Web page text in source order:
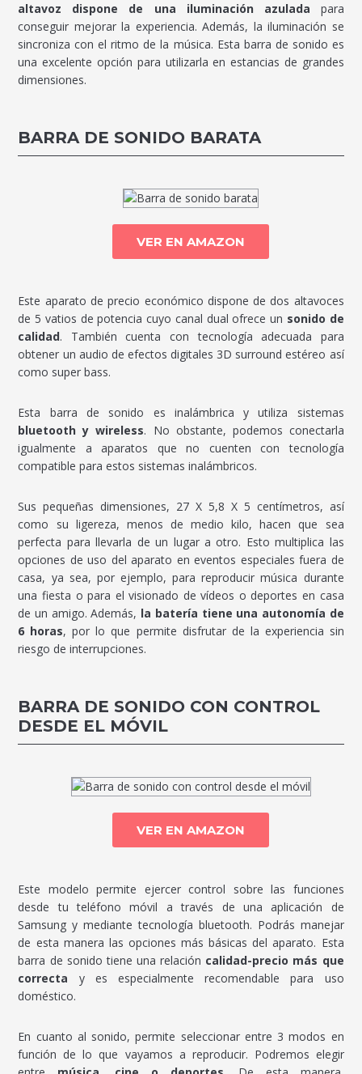
altavoz dispone de una iluminación azulada para
conseguir mejorar la experiencia. Además, la iluminación se
sincroniza con el ritmo de la música. Esta barra de sonido es
una excelente opción para utilizarla en estancias de grandes
dimensiones.
BARRA DE SONIDO BARATA
VER EN AMAZON
Este aparato de precio económico dispone de dos altavoces
de 5 vatios de potencia cuyo canal dual ofrece un sonido de
calidad. También cuenta con tecnología adecuada para
obtener un audio de efectos digitales 3D surround estéreo así
como super bass.
Esta barra de sonido es inalámbrica y utiliza sistemas
bluetooth y wireless. No obstante, podemos conectarla
igualmente a aparatos que no cuenten con tecnología
compatible para estos sistemas inalámbricos.
Sus pequeñas dimensiones, 27 X 5,8 X 5 centímetros, así
como su ligereza, menos de medio kilo, hacen que sea
perfecta para llevarla de un lugar a otro. Esto multiplica las
opciones de uso del aparato en eventos especiales fuera de
casa, ya sea, por ejemplo, para reproducir música durante
una fiesta o para el visionado de vídeos o deportes en casa
de un amigo. Además, la batería tiene una autonomía de
6 horas, por lo que permite disfrutar de la experiencia sin
riesgo de interrupciones.
BARRA DE SONIDO CON CONTROL
DESDE EL MÓVIL
VER EN AMAZON
Este modelo permite ejercer control sobre las funciones
desde tu teléfono móvil a través de una aplicación de
Samsung y mediante tecnología bluetooth. Podrás manejar
de esta manera las opciones más básicas del aparato. Esta
barra de sonido tiene una relación calidad-precio más que
correcta y es especialmente recomendable para uso
doméstico.
En cuanto al sonido, permite seleccionar entre 3 modos en
función de lo que vayamos a reproducir. Podremos elegir